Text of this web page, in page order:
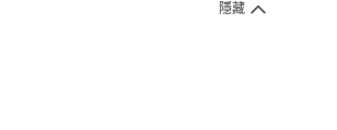
隱藏